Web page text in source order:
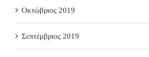
Οκτώβριος 2019
Σεπτέμβριος 2019